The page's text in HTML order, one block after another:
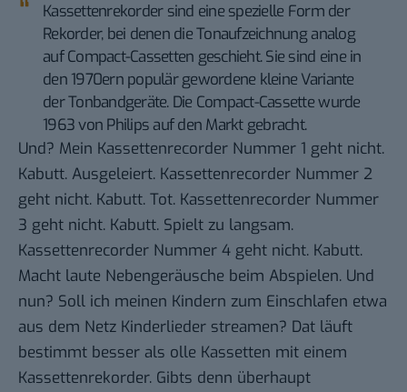
Kassettenrekorder sind eine spezielle Form der
Rekorder, bei denen die Tonaufzeichnung analog
aufCompact-Cassetten geschieht. Sie sind eine in
den 1970ern populär gewordene kleine Variante
der Tonbandgeräte. Die Compact-Cassette wurde
1963 von Philips auf den Markt gebracht.
Und? Mein Kassettenrecorder Nummer 1 geht nicht.
Kabutt. Ausgeleiert. Kassettenrecorder Nummer 2
geht nicht. Kabutt. Tot. Kassettenrecorder Nummer
3 geht nicht. Kabutt. Spielt zu langsam.
Kassettenrecorder Nummer 4 geht nicht. Kabutt.
Macht laute Nebengeräusche beim Abspielen. Und
nun? Soll ich meinen Kindern zum Einschlafen etwa
aus dem Netz Kinderlieder streamen? Dat läuft
bestimmt besser als olle Kassetten mit einem
Kassettenrekorder. Gibts denn überhaupt